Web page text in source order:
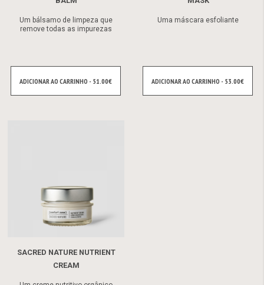
Um bálsamo de limpeza que
remove todas as impurezas
ADICIONAR AO CARRINHO - 51.00€
Uma máscara esfoliante
ADICIONAR AO CARRINHO - 53.00€
SACRED NATURE NUTRIENT
CREAM